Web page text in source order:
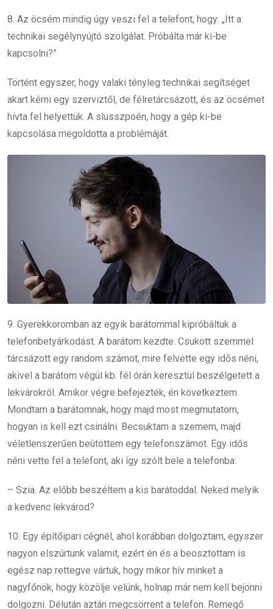
8. Az öcsém mindig úgy veszi fel a telefont, hogy: „Itt a
technikai segélynyújtó szolgálat. Próbálta már ki-be
kapcsolni?”
Történt egyszer, hogy valaki tényleg technikai segítséget
akart kérni egy szerviztől, de félretárcsázott, és az öcsémet
hívta fel helyettük. A slusszpoén, hogy a gép ki-be
kapcsolása megoldotta a problémáját.
9. Gyerekkoromban az egyik barátommal kipróbáltuk a
telefonbetyárkodást. A barátom kezdte. Csukott szemmel
tárcsázott egy random számot, mire felvette egy idős néni,
akivel a barátom végül kb. fél órán keresztül beszélgetett a
lekvárokról. Amikor végre befejezték, én következtem.
Mondtam a barátomnak, hogy majd most megmutatom,
hogyan is kell ezt csinálni. Becsuktam a szemem, majd
véletlenszerűen beütöttem egy telefonszámot. Egy idős
néni vette fel a telefont, aki így szólt bele a telefonba:
– Szia. Az előbb beszéltem a kis barátoddal. Neked melyik
a kedvenc lekvárod?
10. Egy építőipari cégnél, ahol korábban dolgoztam, egyszer
nagyon elszúrtunk valamit, ezért én és a beosztottam is
egész nap rettegve vártuk, hogy mikor hív minket a
nagyfőnök, hogy közölje velünk, holnap már nem kell bejönni
dolgozni. Délután aztán megcsörrent a telefon. Remegő